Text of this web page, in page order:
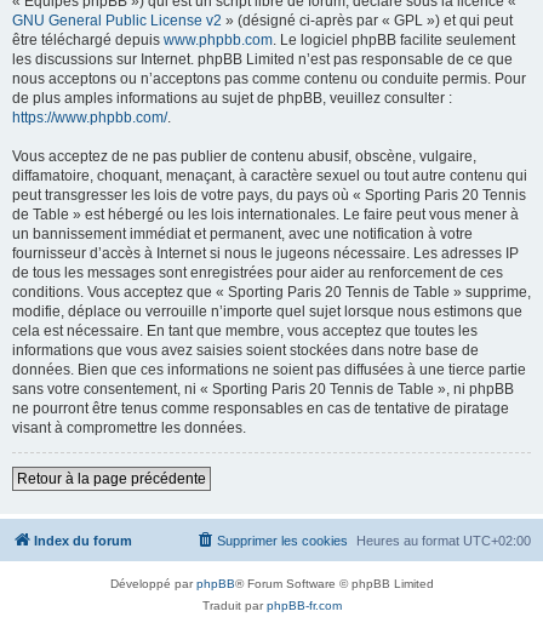
GNU General Public License v2 » (désigné ci-après par « GPL ») et qui peut
être téléchargé depuis www.phpbb.com. Le logiciel phpBB facilite seulement
les discussions sur Internet. phpBB Limited n’est pas responsable de ce que
nous acceptons ou n’acceptons pas comme contenu ou conduite permis. Pour
de plus amples informations au sujet de phpBB, veuillez consulter :
https://www.phpbb.com/.
Vous acceptez de ne pas publier de contenu abusif, obscène, vulgaire,
diffamatoire, choquant, menaçant, à caractère sexuel ou tout autre contenu qui
peut transgresser les lois de votre pays, du pays où « Sporting Paris 20 Tennis
de Table » est hébergé ou les lois internationales. Le faire peut vous mener à
un bannissement immédiat et permanent, avec une notification à votre
fournisseur d’accès à Internet si nous le jugeons nécessaire. Les adresses IP
de tous les messages sont enregistrées pour aider au renforcement de ces
conditions. Vous acceptez que « Sporting Paris 20 Tennis de Table » supprime,
modifie, déplace ou verrouille n’importe quel sujet lorsque nous estimons que
cela est nécessaire. En tant que membre, vous acceptez que toutes les
informations que vous avez saisies soient stockées dans notre base de
données. Bien que ces informations ne soient pas diffusées à une tierce partie
sans votre consentement, ni « Sporting Paris 20 Tennis de Table », ni phpBB
ne pourront être tenus comme responsables en cas de tentative de piratage
visant à compromettre les données.
Retour à la page précédente
Index du forum Heures au format UTC+02:00
Supprimer les cookies
Développé parphpBB® Forum Software © phpBB Limited
Traduit parphpBB-fr.com